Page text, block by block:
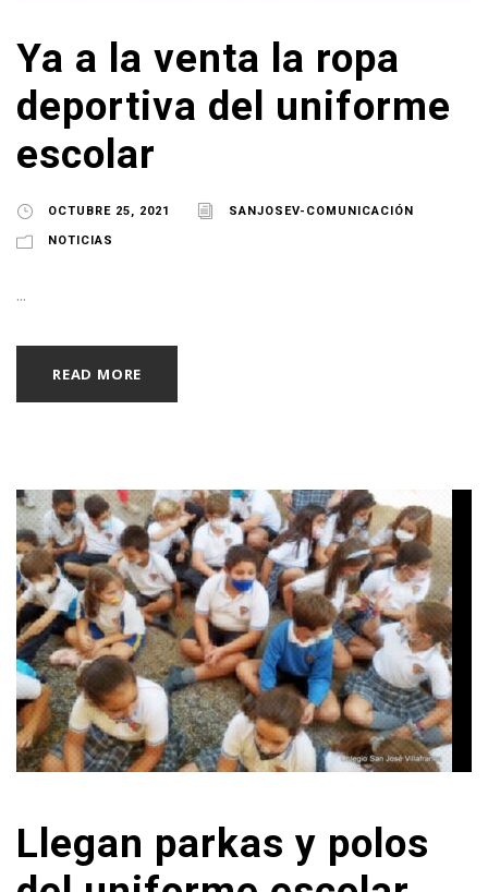
Ya a la venta la ropa
deportiva del uniforme
escolar
OCTUBRE 25, 2021 SANJOSEV-COMUNICACIÓN
NOTICIAS
...
READ MORE
Llegan parkas y polos